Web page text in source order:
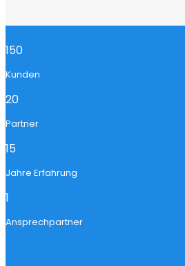
150
Kunden
20
Partner
15
Jahre Erfahrung
1
Ansprechpartner